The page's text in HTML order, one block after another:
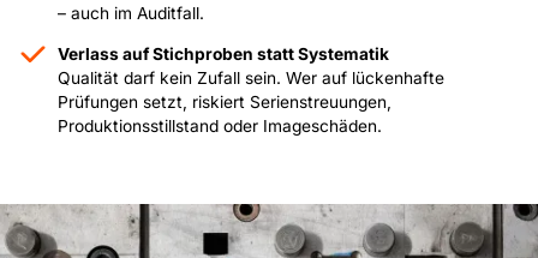
– auch im Auditfall.
Verlass auf Stichproben statt Systematik
Qualität darf kein Zufall sein. Wer auf lückenhafte
Prüfungen setzt, riskiert Serienstreuungen,
Produktionsstillstand oder Imageschäden.